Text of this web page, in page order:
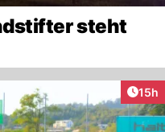
steht
15h